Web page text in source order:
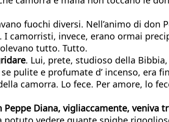
fuochi diversi. Nell’animo di
camorristi, invece, erano ormai
tutto. Tutto.
. Lui, prete, studioso della
pulite e profumate d’ incenso, era
camorra. Lo fece. Per amore, lo
Diana, vigliaccamente, veniva